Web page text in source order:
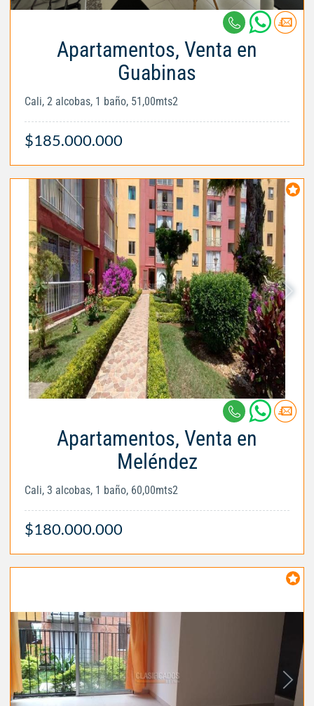
Apartamentos, Venta en
Guabinas
Cali, 2 alcobas, 1 baño, 51,00mts2
$185.000.000
Apartamentos, Venta en
Meléndez
Cali, 3 alcobas, 1 baño, 60,00mts2
$180.000.000